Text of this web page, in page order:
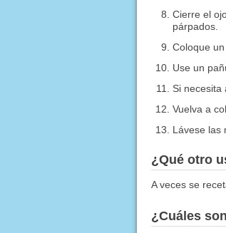
Cierre el
párpados.
Coloque
Use un
Si necesita
Vuelva a
Lávese las
¿Qué otro
A veces se
¿Cuáles